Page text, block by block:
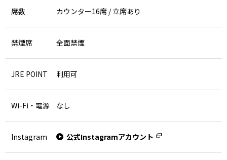
席数 カウンター16席 / 立席あり
禁煙席 全面禁煙
JRE POINT 利用可
Wi-Fi・電源 なし
Instagram 公式Instagramアカウント